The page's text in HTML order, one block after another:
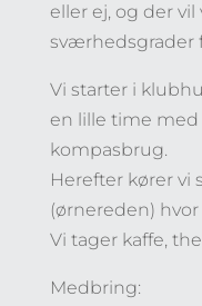
eller ej, og der
sværhedsgrader
Vi starter i
en lille time
kompasbrug.
Herefter kører vi
(ørnereden) hvor
Vi tager kaffe,
Medbring: